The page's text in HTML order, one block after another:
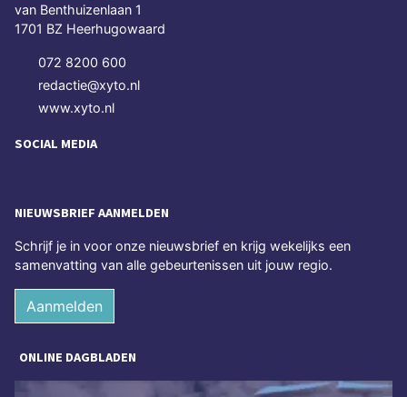
van Benthuizenlaan 1
1701 BZ Heerhugowaard
072 8200 600
redactie@xyto.nl
www.xyto.nl
SOCIAL MEDIA
NIEUWSBRIEF AANMELDEN
Schrijf je in voor onze nieuwsbrief en krijg wekelijks een
samenvatting van alle gebeurtenissen uit jouw regio.
Aanmelden
ONLINE DAGBLADEN